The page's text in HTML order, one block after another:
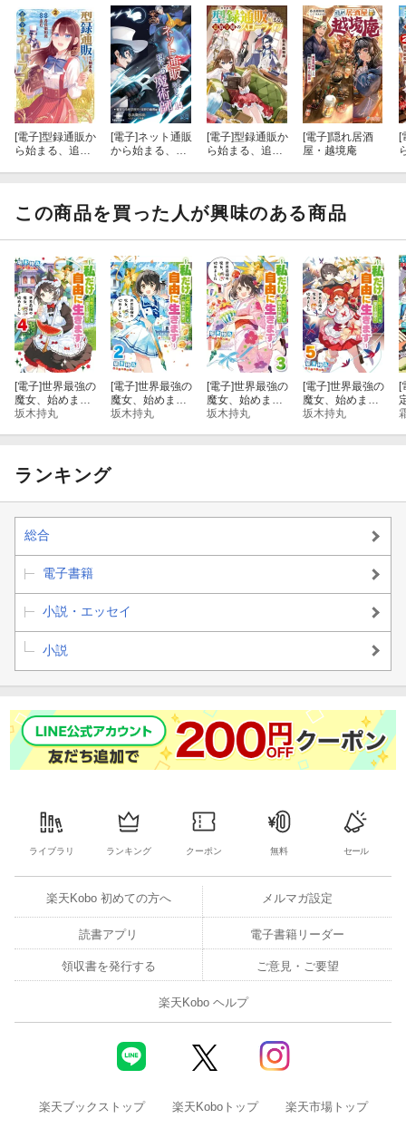
へと突入。そして激戦の中、どうにか活性転移門を討伐し、無事
に平和が訪れた……かと思いきや、まだまだ騒動は終らない。
魔障中毒を癒すべくアトランティスに向かった築地たちもまた、
事件へと巻き込まれてしまう。
そして同じタイミンクで地球でも、乙葉たちは騒動の中心へと追
い込まれていくこととなったのです。
して発生していきます。
を、どうぞご覧ください。
【目次】
第一章 札幌駅地下迷宮攻防戦
第二章 アトランティス襲撃とその顛末
書籍版特典ＳＳ
[電子]型録通販か
ら始まる、追放
[電子]ネット通販
から始まる、現
[電子]型録通販か
ら始まる、追放
[電子]隠れ居酒
屋・越境庵
[
この商品を買った人が興味のある商品
[電子]世界最強の
魔女、始めまし
た 〜私だけ
す〜 4巻
坂木持丸
[電子]世界最強の
魔女、始めまし
た 〜私だけ
す〜 2巻
坂木持丸
[電子]世界最強の
魔女、始めまし
た 〜私だけ
坂木持丸
[電子]世界最強の
魔女、始めまし
た 〜私だけ
坂木持丸
[
ランキング
総合
電子書籍
小説・エッセイ
小説
ライブラリ ランキング クーポン 無料 セール
楽天Kobo 初めての方へ メルマガ設定
読書アプリ 電子書籍リーダー
領収書を発行する ご意見・ご要望
楽天Kobo ヘルプ
楽天ブックストップ 楽天Koboトップ 楽天市場トップ